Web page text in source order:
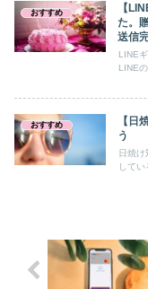
おすすめ
【
た。
送信
LINE
LINE
おすすめ
【日
う
日焼
して